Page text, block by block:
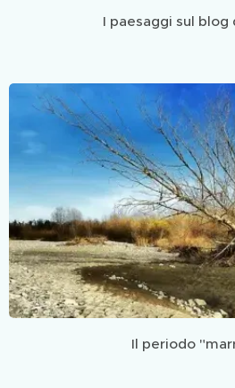
I paesaggi sul blog
Il periodo